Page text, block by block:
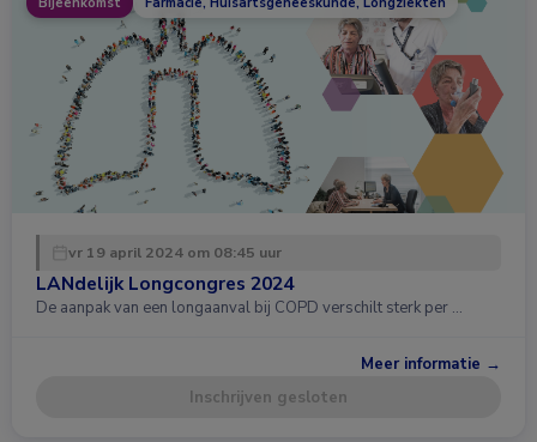
vr 19 april 2024 om 08:45 uur
LANdelijk Longcongres 2024
De aanpak van een longaanval bij COPD verschilt sterk per …
Meer informatie →
Inschrijven gesloten